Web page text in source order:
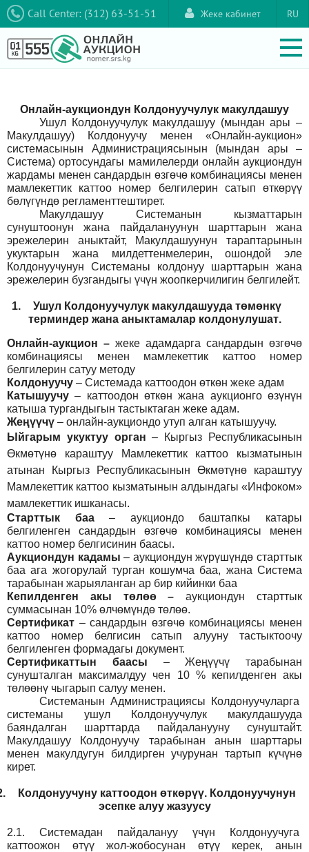
Call Center: (312) 63-51-51 RU
Жеке кабинет
Онлайн-аукциондун Колдонуучулук макулдашуу
Ушул Колдонуучулук макулдашуу (мындан ары –
Макулдашуу) Колдонуучу менен «Онлайн-аукцион»
системасынын Администрациясынын (мындан ары –
Система) ортосундагы мамилелерди онлайн аукциондун
жардамы менен сандардын өзгөчө комбинациясы менен
мамлекеттик каттоо номер белгилерин сатып өткөрүү
бөлүгүндө регламенттештирет.
Макулдашуу Системанын кызматтарын
сунуштоонун жана пайдалануунун шарттарын жана
эрежелерин аныктайт, Макулдашуунун тараптарынын
укуктарын жана милдеттенмелерин, ошондой эле
Колдонуучунун Системаны колдонуу шарттарын жана
эрежелерин бузгандыгы үчүн жоопкерчилигин белгилейт.
1.
Ушул Колдонуучулук макулдашууда төмөнкү
терминдер жана аныктамалар колдонулушат.
Онлайн-аукцион – жеке адамдарга сандардын өзгөчө
комбинациясы менен мамлекеттик каттоо номер
белгилерин сатуу методу
Колдонуучу – Системада каттоодон өткөн жеке адам
Катышуучу – каттоодон өткөн жана аукционго өзүнүн
катыша тургандыгын тастыктаган жеке адам.
Жеңүүчү – онлайн-аукциондо утуп алган катышуучу.
Ыйгарым укуктуу орган –
Кыргыз Республикасынын
Өкмөтүнө караштуу Мамлекеттик каттоо кызматынын
атынан Кыргыз Республикасынын Өкмөтүнө караштуу
Мамлекеттик каттоо кызматынын алдындагы «Инфоком»
мамлекеттик ишканасы.
Старттык баа– аукциондо баштапкы катары
белгиленген сандардын өзгөчө комбинациясы менен
каттоо номер белгисинин баасы.
Аукциондун кадамы – аукциондун жүрүшүндө старттык
баа ага жогорулай турган кошумча баа, жана Система
тарабынан жарыяланган ар бир кийинки баа
Кепилденген акы төлөө
–аукциондун старттык
суммасынан 10% өлчөмүндө төлөө.
Сертификат – сандардын өзгөчө комбинациясы менен
каттоо номер белгисин сатып алууну тастыктоочу
белгиленген формадагы документ.
Сертификаттын баасы – Жеңүүчү тарабынан
сунушталган максималдуу чен 10 % кепилденген акы
төлөөнү чыгарып салуу менен.
СистеманынАдминистрациясы Колдонуучуларга
системаны ушул Колдонуучулук макулдашууда
баяндалган шарттарда пайдаланууну сунуштайт.
Макулдашуу Колдонуучу тарабынан анын шарттары
менен макулдугун билдирген учурунан тартып күчүнө
кирет.
Колдонуучуну каттоодон өткөрүү. Колдонуучунун
эсепке алуу жазуусу
2.1.
Системадан пайдалануу үчүн Колдонуучуга
каттоожон өтүү жол-жобосунан өтүү керек, анын